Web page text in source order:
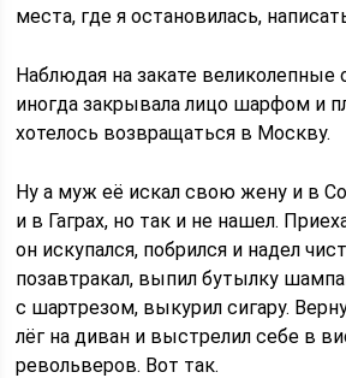
места, где я остановилась,
Наблюдая на закате великолепные
иногда закрывала лицо шарфом и
хотелось возвращаться в Москву.
Ну а муж её искал свою жену и в
и в Гаграх, но так и не нашел.
он искупался, побрился и надел
позавтракал, выпил бутылку
с шартрезом, выкурил сигару.
лёг на диван и выстрелил себе в
револьверов. Вот так.